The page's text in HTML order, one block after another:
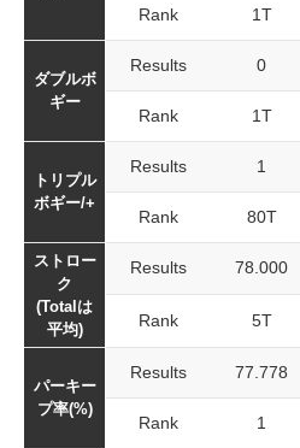
Rank 1T
ダブルボ
ギー
Results 0
Rank 1T
トリプル
ボギー/+
Results 1
Rank 80T
ストロー
ク
(Totalは
平均)
Results 78.000
Rank 5T
パーキー
プ率(%)
Results 77.778
Rank 1